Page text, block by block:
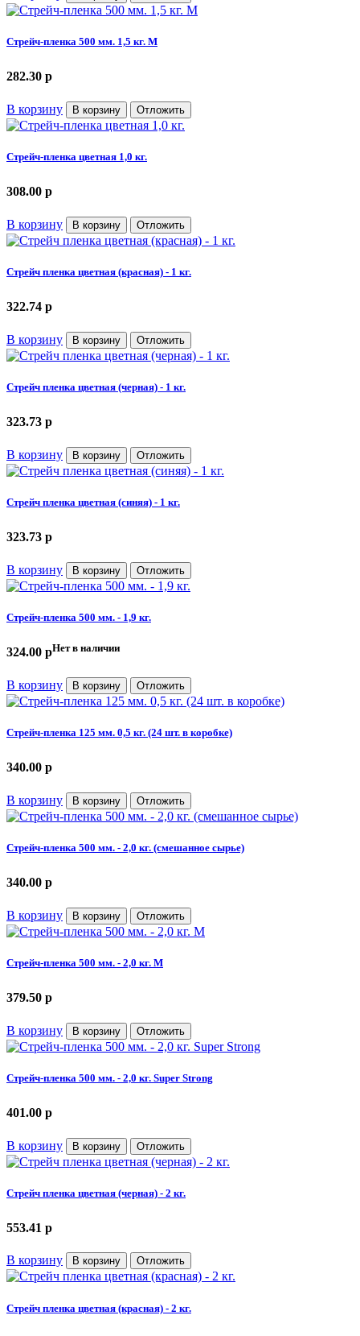
Стрейч-пленка 500 мм. 1,5 кг. М
282.30 p
В корзину В корзину Отложить
Стрейч-пленка цветная 1,0 кг.
308.00 p
В корзину В корзину Отложить
Стрейч пленка цветная (красная) - 1 кг.
322.74 p
В корзину В корзину Отложить
Стрейч пленка цветная (черная) - 1 кг.
323.73 p
В корзину В корзину Отложить
Стрейч пленка цветная (синяя) - 1 кг.
323.73 p
В корзину В корзину Отложить
Стрейч-пленка 500 мм. - 1,9 кг.
324.00 pНет в наличии
В корзину В корзину Отложить
Стрейч-пленка 125 мм. 0,5 кг. (24 шт. в коробке)
340.00 p
В корзину В корзину Отложить
Стрейч-пленка 500 мм. - 2,0 кг. (смешанное сырье)
340.00 p
В корзину В корзину Отложить
Стрейч-пленка 500 мм. - 2,0 кг. М
379.50 p
В корзину В корзину Отложить
Стрейч-пленка 500 мм. - 2,0 кг. Super Strong
401.00 p
В корзину В корзину Отложить
Стрейч пленка цветная (черная) - 2 кг.
553.41 p
В корзину В корзину Отложить
Стрейч пленка цветная (красная) - 2 кг.